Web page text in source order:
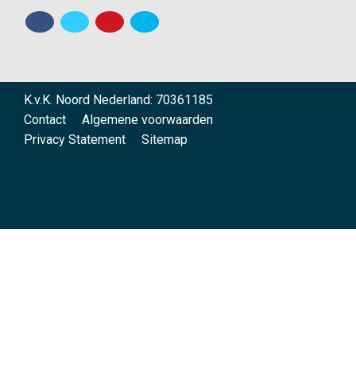
K.v.K. Noord Nederland: 70361185
Contact
Algemene voorwaarden
Privacy Statement
Sitemap